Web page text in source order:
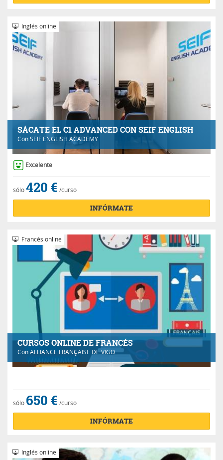
SÁCATE EL C1 ADVANCED CON SEIF ENGLISH
ConSEIF ENGLISH ACADEMY
Inglés online
Excelente
sólo420 € /curso
INFÓRMATE
CURSOS ONLINE DE FRANCÉS
ConALLIANCE FRANÇAISE DE VIGO
Francés online
sólo 650 € /curso
INFÓRMATE
Inglés online